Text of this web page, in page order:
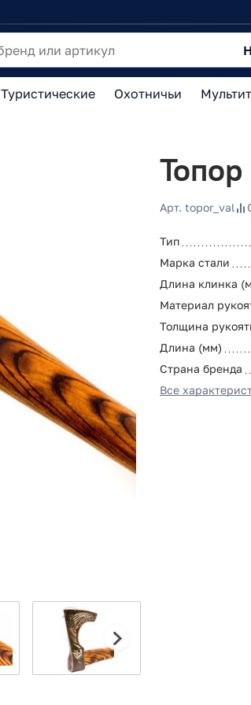
Туристические Охотничьи
Арт. topor_val
Тип
Марка стали
Длина клинка
Материал
Толщина
Длина (мм)
Страна бренда
Все